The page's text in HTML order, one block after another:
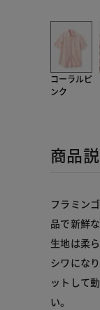
コーラルピ
ンク
商品
フラミン
品で新鮮な
生地は柔
シワにな
ットして
い。